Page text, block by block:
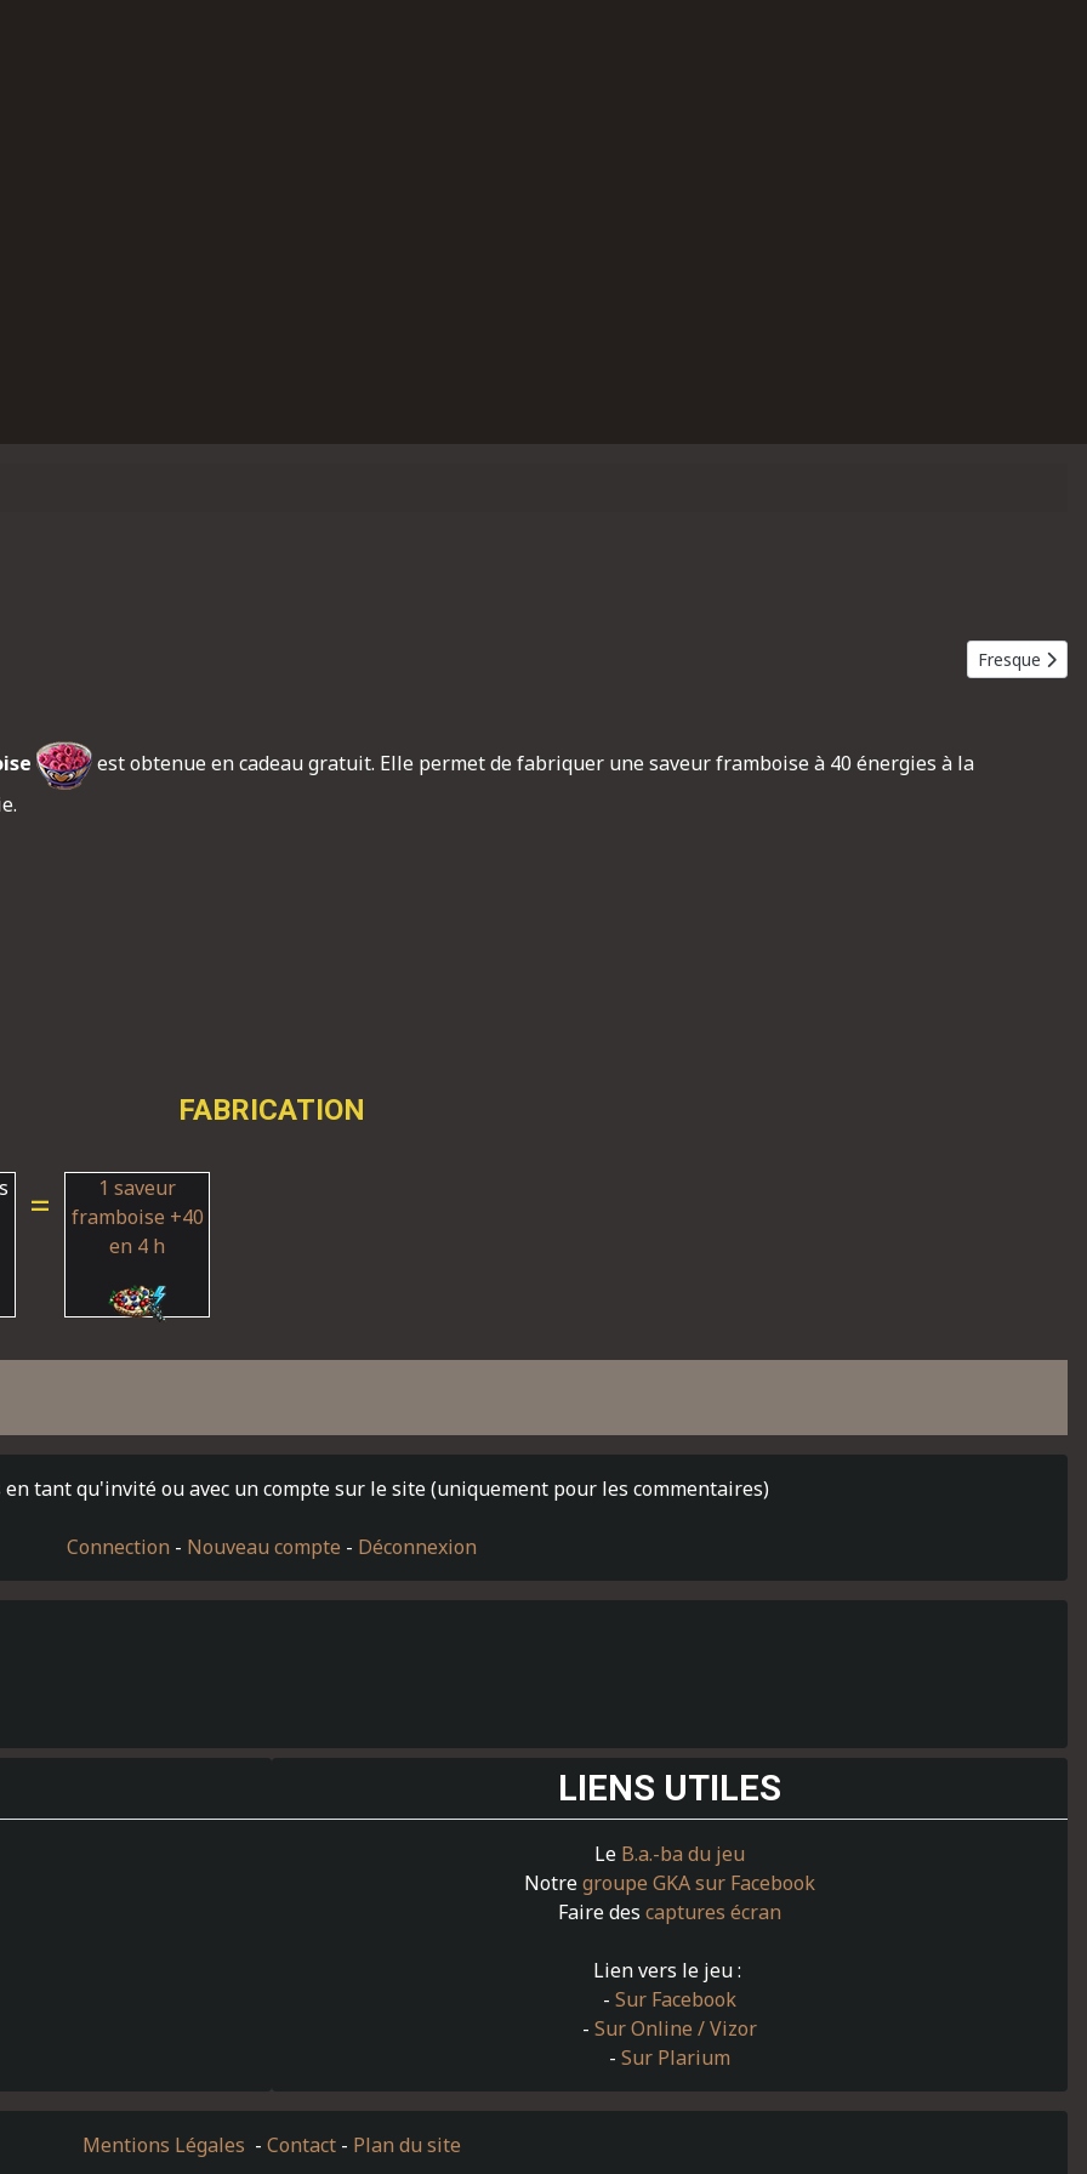
Article
Fresque
est obtenue en cadeau gratuit. Elle permet de fabriquer une saveur framboise à 40 énergies à la
FABRICATION
=
1 saveur
framboise +40
en 4 h
tant qu'invité ou avec un compte sur le site (uniquement pour les commentaires)
Connection - Nouveau compte - Déconnexion
LIENS UTILES
Le B.a.-ba du jeu
Notregroupe GKA sur Facebook
Faire des captures écran
Lien vers le jeu :
- Sur Facebook
- Sur Online / Vizor
- Sur Plarium
Mentions Légales - Contact - Plan du site